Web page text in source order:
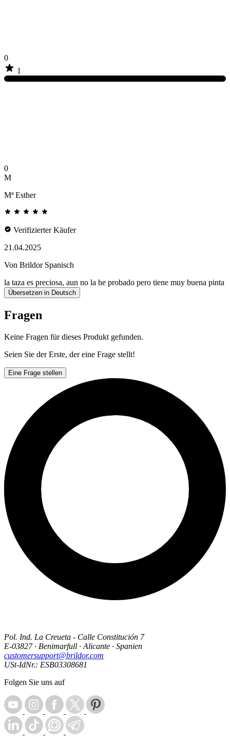
0
1
0
M
Mª Esther
Verifizierter Käufer
21.04.2025
Von Brildor Spanisch
la taza es preciosa, aun no la he probado pero tiene muy buena pinta
Übersetzen in Deutsch
Fragen
Keine Fragen für dieses Produkt gefunden.
Seien Sie der Erste, der eine Frage stellt!
Eine Frage stellen
Pol. Ind. La Creueta - Calle Constitución 7
E-03827 · Benimarfull · Alicante · Spanien
customersupport@brildor.com
USt-IdNr.: ESB03308681
Folgen Sie uns auf